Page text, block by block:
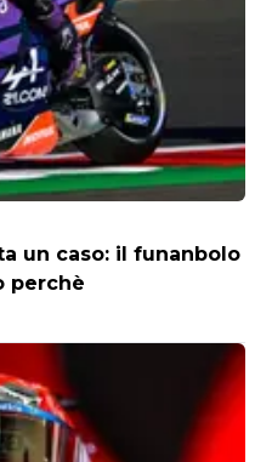
un caso: il funanbolo
perchè